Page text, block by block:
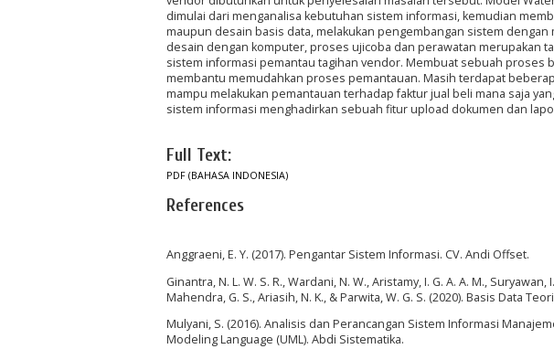
dimulai dari menganalisa kebutuhan sistem informasi, kemudian
maupun desain basis data, melakukan pengembangan sistem
desain dengan komputer, proses ujicoba dan perawatan merupakan
sistem informasi pemantau tagihan vendor. Membuat sebuah proses
membantu memudahkan proses pemantauan. Masih terdapat
mampu melakukan pemantauan terhadap faktur jual beli mana saja
sistem informasi menghadirkan sebuah fitur upload dokumen dan
Full Text:
PDF (BAHASA INDONESIA)
References
Anggraeni, E. Y. (2017). Pengantar Sistem Informasi. CV. Andi Offset.
Ginantra, N. L. W. S. R., Wardani, N. W., Aristamy, I. G. A. A. M.,
Mahendra, G. S., Ariasih, N. K., & Parwita, W. G. S. (2020). Basis Data
Mulyani, S. (2016). Analisis dan Perancangan Sistem Informasi
Modeling Language (UML). Abdi Sistematika.